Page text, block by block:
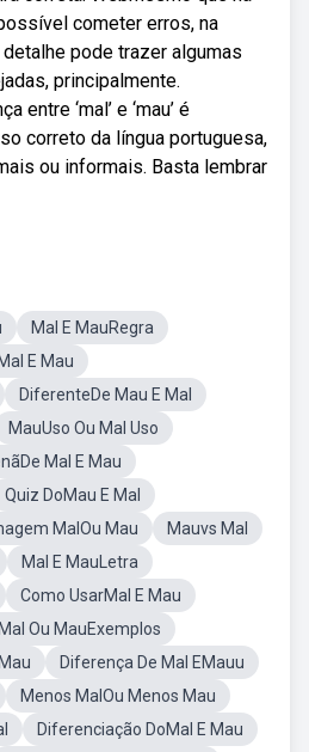
cometer erros, na
pode trazer algumas
principalmente.
entre ‘mal’ e ‘mau’ é
correto da língua portuguesa,
ou informais. Basta lembrar
Mal E MauRegra
E Mau
DiferenteDe Mau E Mal
MauUso Ou Mal Uso
Mal E Mau
Quiz DoMau E Mal
MalOu Mau
Mauvs Mal
Mal E MauLetra
Como UsarMal E Mau
Mal Ou MauExemplos
Diferença De Mal EMauu
Menos MalOu Menos Mau
Diferenciação DoMal E Mau